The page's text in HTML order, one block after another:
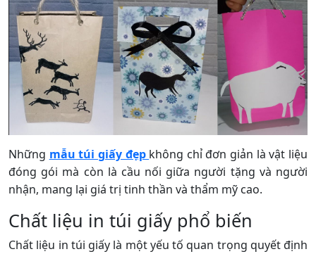
Những mẫu túi giấy đẹp không chỉ đơn giản là vật liệu
đóng gói mà còn là cầu nối giữa người tặng và người
nhận, mang lại giá trị tinh thần và thẩm mỹ cao.
Chất liệu in túi giấy phổ biến
Chất liệu in túi giấy là một yếu tố quan trọng quyết định